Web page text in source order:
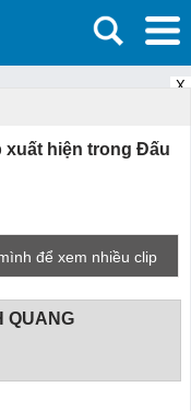
X
xuất hiện trong Đấu
để xem nhiều clip
QUANG